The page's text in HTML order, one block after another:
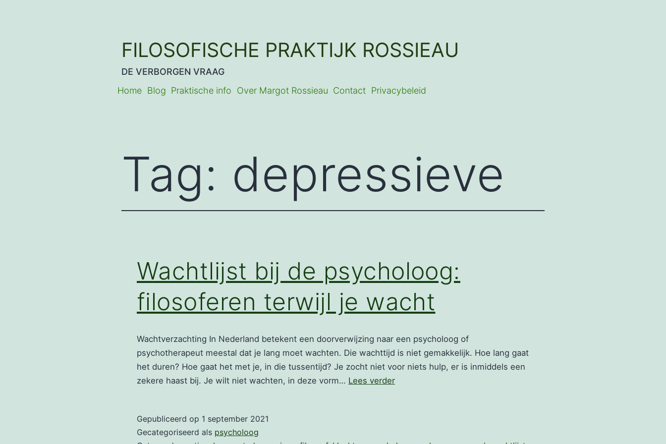
FILOSOFISCHE PRAKTIJK ROSSIEAU
DE VERBORGEN VRAAG
Home Blog Praktische info Over Margot Rossieau Contact Privacybeleid
Tag: depressieve
Wachtlijst bij de psycholoog:
filosoferen terwijl je wacht
Wachtverzachting In Nederland betekent een doorverwijzing naar een psycholoog of
psychotherapeut meestal dat je lang moet wachten. Die wachttijd is niet gemakkelijk. Hoe lang gaat
het duren? Hoe gaat het met je, in die tussentijd? Je zocht niet voor niets hulp, er is inmiddels een
zekere haast bij. Je wilt niet wachten, in deze vorm… Lees verderWachtlijst
Gepubliceerd op 1 september 2021
Gecategoriseerd als psycholoog